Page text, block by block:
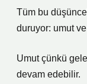
Tüm bu
duruyor: umut ve
Umut çünkü
devam edebilir.